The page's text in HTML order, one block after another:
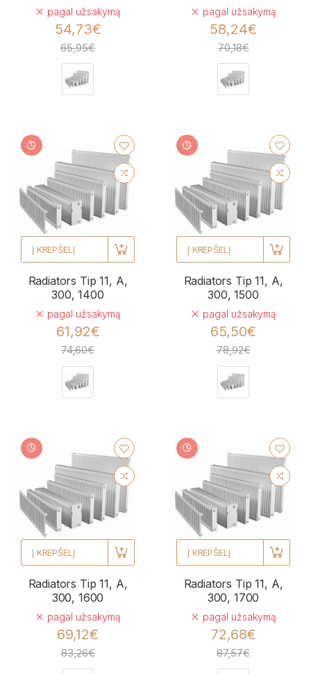
pagal užsakymą
54,73€
65,95€
pagal užsakymą
58,24€
70,18€
Į KREPŠELĮ
Radiators Tip 11, A,
300, 1400
pagal užsakymą
61,92€
74,60€
Į KREPŠELĮ
Radiators Tip 11, A,
300, 1500
pagal užsakymą
65,50€
78,92€
Į KREPŠELĮ
Radiators Tip 11, A,
300, 1600
pagal užsakymą
69,12€
83,26€
Į KREPŠELĮ
Radiators Tip 11, A,
300, 1700
pagal užsakymą
72,68€
87,57€